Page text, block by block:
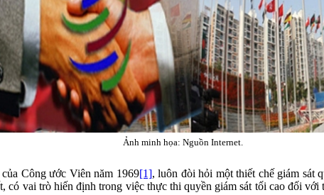
Ảnh minh họa: Nguồn Internet.
Công ước Viên năm 1969[1], luôn đòi hỏi một thiết chế giám sát
vai trò hiến định trong việc thực thi quyền giám sát tối cao đối